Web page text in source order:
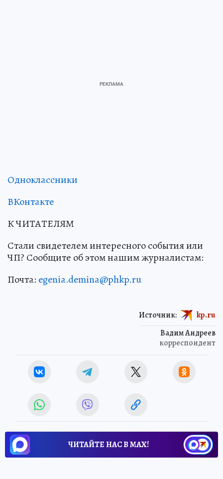
Одноклассники
ВКонтакте
К ЧИТАТЕЛЯМ
Стали свидетелем интересного события или
ЧП? Сообщите об этом нашим журналистам:
Почта: egenia.demina@phkp.ru
Вадим Андреев
корреспондент
Источник: kp.ru
ЧИТАЙТЕ НАС В МАХ!